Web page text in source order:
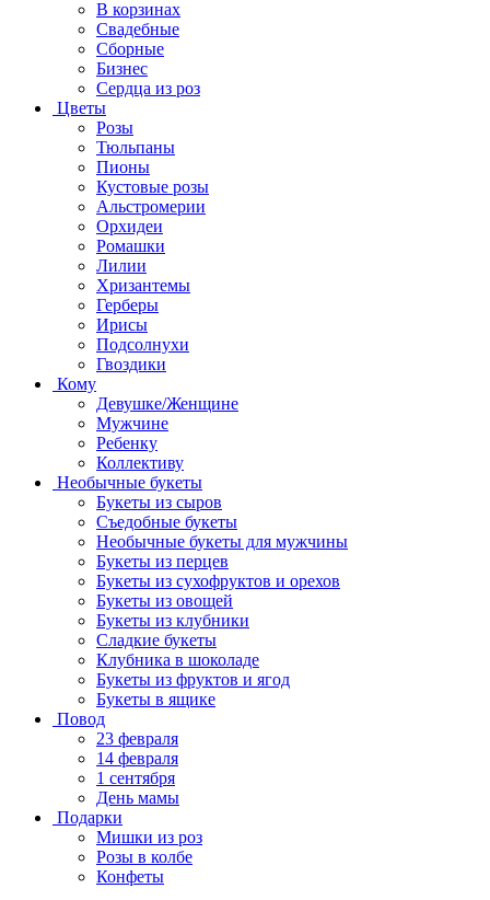
В корзинах
Свадебные
Сборные
Бизнес
Сердца из роз
Цветы
Розы
Тюльпаны
Пионы
Кустовые розы
Альстромерии
Орхидеи
Ромашки
Лилии
Хризантемы
Герберы
Ирисы
Подсолнухи
Гвоздики
Кому
Девушке/Женщине
Мужчине
Ребенку
Коллективу
Необычные букеты
Букеты из сыров
Съедобные букеты
Необычные букеты для мужчины
Букеты из перцев
Букеты из сухофруктов и орехов
Букеты из овощей
Букеты из клубники
Сладкие букеты
Клубника в шоколаде
Букеты из фруктов и ягод
Букеты в ящике
Повод
23 февраля
14 февраля
1 сентября
День мамы
Подарки
Мишки из роз
Розы в колбе
Конфеты